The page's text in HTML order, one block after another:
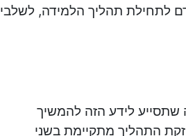
לתחילת תהליך הלמידה, לשלבי
שתסייע לידע הזה להמשיך
התהליך מתקיימת בשני